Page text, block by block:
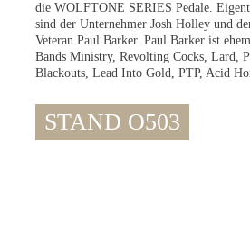
die WOLFTONE SERIES Pedale.
sind der Unternehmer Josh Holley und
Veteran Paul Barker. Paul Barker ist
Bands Ministry, Revolting Cocks, Lard,
Blackouts, Lead Into Gold, PTP, Acid
STAND O503